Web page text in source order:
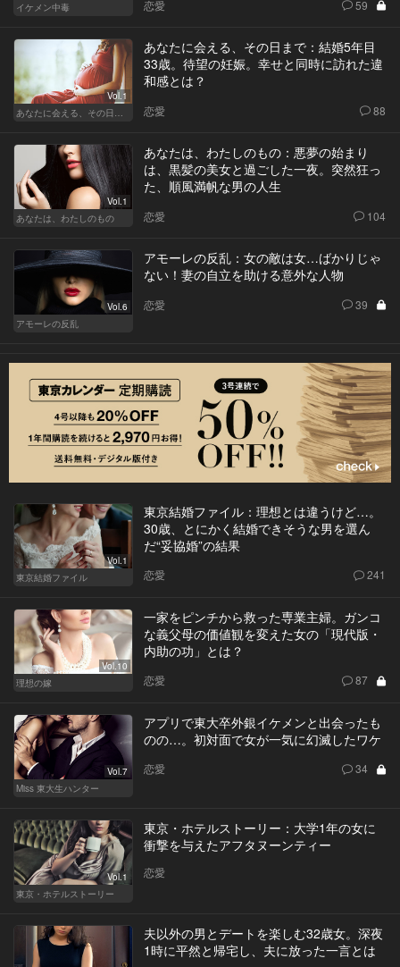
イケメン中毒 恋愛 59
Vol.1
あなたに会える、その日まで
あなたに会える、その日まで：結婚5年目
33歳。待望の妊娠。幸せと同時に訪れた違
和感とは？
恋愛 88
Vol.1
あなたは、わたしのもの
あなたは、わたしのもの：悪夢の始まり
は、黒髪の美女と過ごした一夜。突然狂っ
た、順風満帆な男の人生
恋愛 104
Vol.6
アモーレの反乱
アモーレの反乱：女の敵は女…ばかりじゃ
ない！妻の自立を助ける意外な人物
恋愛 39
Vol.1
東京結婚ファイル
東京結婚ファイル：理想とは違うけど…。
30歳、とにかく結婚できそうな男を選ん
だ“妥協婚”の結果
恋愛 241
Vol.10
理想の嫁
一家をピンチから救った専業主婦。ガンコ
な義父母の価値観を変えた女の「現代版・
内助の功」とは？
恋愛 87
Vol.7
Miss 東大生ハンター
アプリで東大卒外銀イケメンと出会ったも
のの…。初対面で女が一気に幻滅したワケ
恋愛 34
Vol.1
東京・ホテルストーリー
東京・ホテルストーリー：大学1年の女に
衝撃を与えたアフタヌーンティー
恋愛
夫以外の男とデートを楽しむ32歳女。深夜
1時に平然と帰宅し、夫に放った一言とは